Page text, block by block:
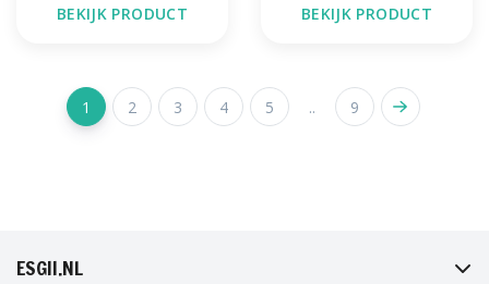
BEKIJK PRODUCT BEKIJK PRODUCT
1 2 3 4 5 .. 9
ESGII.NL